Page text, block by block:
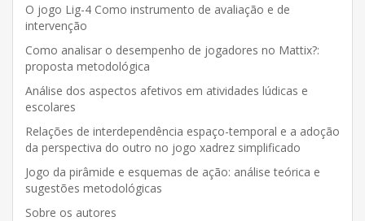
O jogo Lig-4 Como instrumento de avaliação e de
intervenção
Como analisar o desempenho de jogadores no Mattix?:
proposta metodológica
Análise dos aspectos afetivos em atividades lúdicas e
escolares
Relações de interdependência espaço-temporal e a adoção
da perspectiva do outro no jogo xadrez simplificado
Jogo da pirâmide e esquemas de ação: análise teórica e
sugestões metodológicas
Sobre os autores